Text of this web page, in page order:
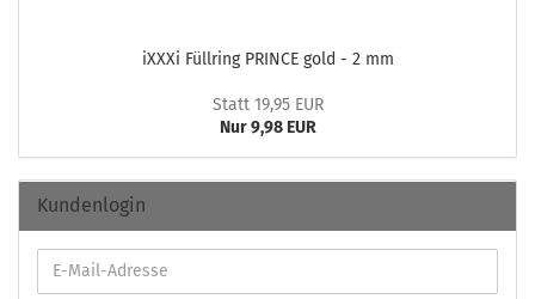
iXXXi Füll­ring PRINCE gold - 2 mm
Statt 19,95 EUR
Nur 9,98 EUR
Kundenlogin